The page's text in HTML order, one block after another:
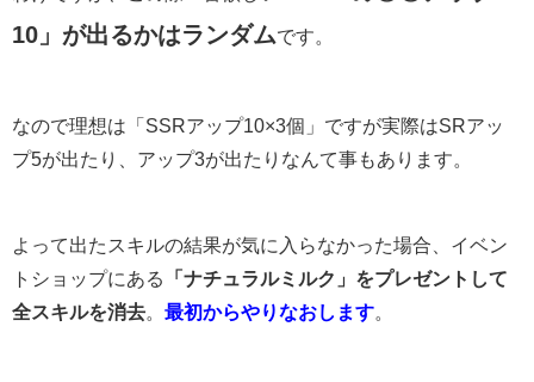
10」が出るかはランダムです。
なので理想は「SSRアップ10×3個」ですが実際はSRアッ
プ5が出たり、アップ3が出たりなんて事もあります。
よって出たスキルの結果が気に入らなかった場合、イベン
トショップにある
「ナチュラルミルク」をプレゼントして
全スキルを消去。 最初からやりなおします。